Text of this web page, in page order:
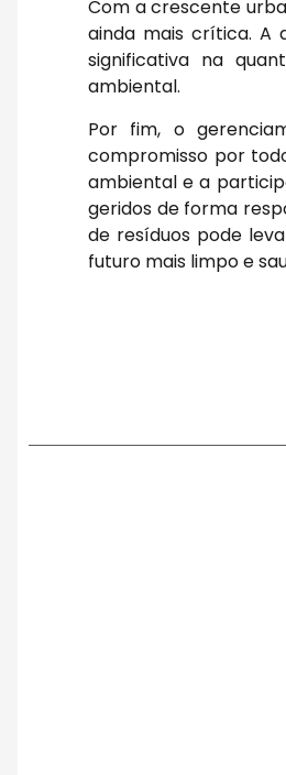
Com a crescente
ainda mais crítica. A
significativa na
ambiental.
Por fim, o
compromisso por
ambiental e a
geridos de forma
de resíduos pode
futuro mais limpo e